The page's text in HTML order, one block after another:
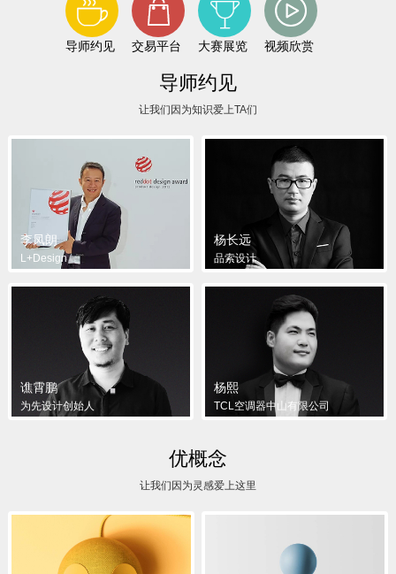
导师约见 交易平台 大赛展览 视频欣赏
导师约见
让我们因为知识爱上TA们
李凤朗
L+Design
杨长远
品索设计
谯霄鹏
为先设计创始人
杨熙
TCL空调器中山有限公司
优概念
让我们因为灵感爱上这里